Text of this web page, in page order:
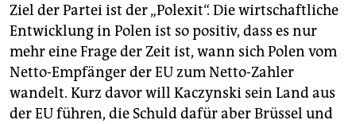
Ziel der Partei ist der „Polexit“. Die wirtschaftliche
Entwicklung in Polen ist so positiv, dass es nur
mehr eine Frage der Zeit ist, wann sich Polen vom
Netto-Empfänger der EU zum Netto-Zahler
wandelt. Kurz davor will Kaczynski sein Land aus
der EU führen, die Schuld dafür aber Brüssel und